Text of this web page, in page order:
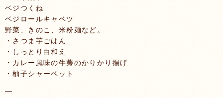
ベジつくね
ベジロールキャベツ
野菜、きのこ、米粉麺など。
・さつま芋ごはん
・しっとり白和え
・カレー風味の牛蒡のかりかり揚げ
・柚子シャーベット
—